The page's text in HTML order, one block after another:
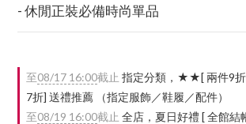
- 休閒正裝必備時尚單品
至08/17 16:00截止 指定分類，★★[ 兩件9折
7折] 送禮推薦 （指定服飾／鞋履／配件）
至08/19 16:00截止 全店，夏日好禮 [ 全館結